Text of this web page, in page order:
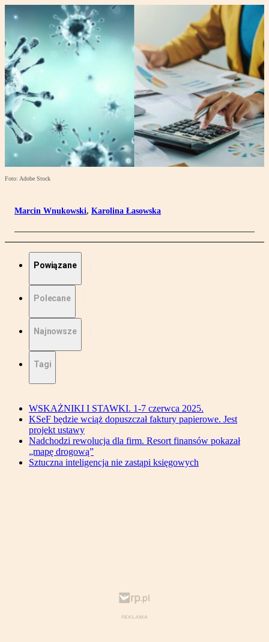
Foto: Adobe Stock
Marcin Wnukowski, Karolina Łasowska
Powiązane
Polecane
Najnowsze
Tagi
WSKAŻNIKI I STAWKI. 1-7 czerwca 2025.
KSeF będzie wciąż dopuszczał faktury papierowe. Jest
projekt ustawy
Nadchodzi rewolucja dla firm. Resort finansów pokazał
„mapę drogową”
Sztuczna inteligencja nie zastąpi księgowych